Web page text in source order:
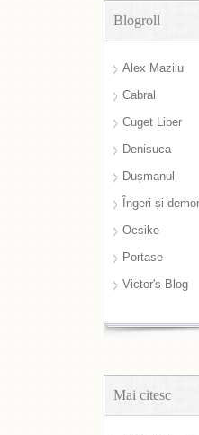
Blogroll
Alex Mazilu
Cabral
Cuget Liber
Denisuca
Dușmanul
Îngeri și
Ocsike
Portase
Victor's Blog
Mai citesc